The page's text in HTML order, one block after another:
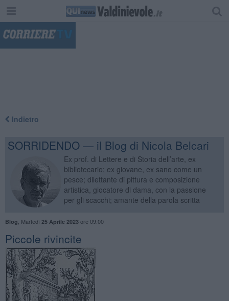
Indietro
SORRIDENDO — il Blog di Nicola Belcari
Ex prof. di Lettere e di Storia dell’arte, ex
bibliotecario; ex giovane, ex sano come un
pesce; dilettante di pittura e composizione
artistica, giocatore di dama, con la passione
per gli scacchi; amante della parola scritta
Blog Martedì 25 Aprile 2023ore 09:00
Piccole rivincite